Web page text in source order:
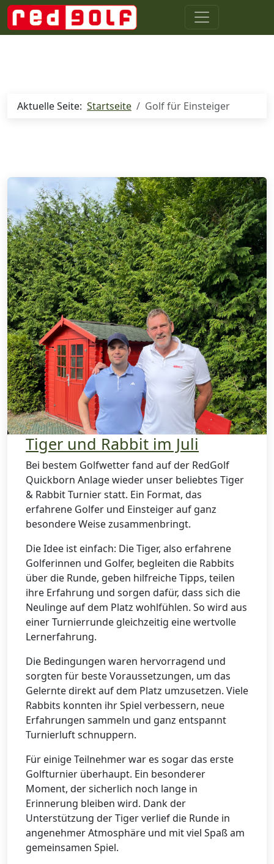
Aktuelle Seite: Startseite Golf für Einsteiger
Tiger und Rabbit im Juli
Bei bestem Golfwetter fand auf der RedGolf
Quickborn Anlage wieder unser beliebtes Tiger
& Rabbit Turnier statt. Ein Format, das
erfahrene Golfer und Einsteiger auf ganz
besondere Weise zusammenbringt.
Die Idee ist einfach: Die Tiger, also erfahrene
Golferinnen und Golfer, begleiten die Rabbits
über die Runde, geben hilfreiche Tipps, teilen
ihre Erfahrung und sorgen dafür, dass sich die
Neulinge auf dem Platz wohlfühlen. So wird aus
einer Turnierrunde gleichzeitig eine wertvolle
Lernerfahrung.
Die Bedingungen waren hervorragend und
sorgten für beste Voraussetzungen, um das
Gelernte direkt auf dem Platz umzusetzen. Viele
Rabbits konnten ihr Spiel verbessern, neue
Erfahrungen sammeln und ganz entspannt
Turnierluft schnuppern.
Für einige Teilnehmer war es sogar das erste
Golfturnier überhaupt. Ein besonderer
Moment, der sicherlich noch lange in
Erinnerung bleiben wird. Dank der
Unterstützung der Tiger verlief die Runde in
angenehmer Atmosphäre und mit viel Spaß am
gemeinsamen Spiel.